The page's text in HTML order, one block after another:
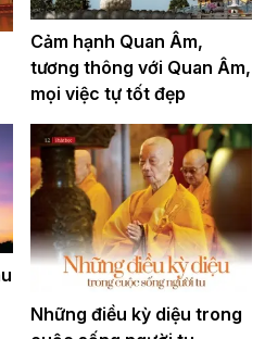
Cảm hạnh Quan Âm,
tương thông với Quan Âm,
mọi việc tự tốt đẹp
Những điều kỳ diệu trong